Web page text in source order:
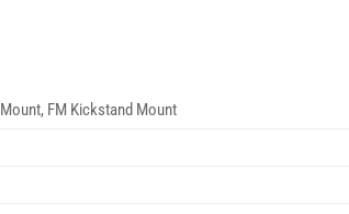
FM Kickstand Mount